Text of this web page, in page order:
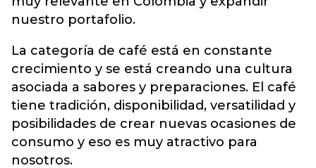
nuestro portafolio.
La categoría de café está en constante
crecimiento y se está creando una cultura
asociada a sabores y preparaciones. El café
tiene tradición, disponibilidad, versatilidad y
posibilidades de crear nuevas ocasiones de
consumo y eso es muy atractivo para
nosotros.